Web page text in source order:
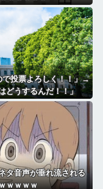
で投票よろしく！！」→
どうするんだ！！」
タ音声が垂れ流される
ｗｗｗｗ